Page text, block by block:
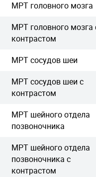
МРТ головного мозга
МРТ головного мозга
контрастом
МРТ сосудов шеи
МРТ сосудов шеи с
контрастом
МРТ шейного отдела
позвоночника
МРТ шейного отдела
позвоночника с
контрастом